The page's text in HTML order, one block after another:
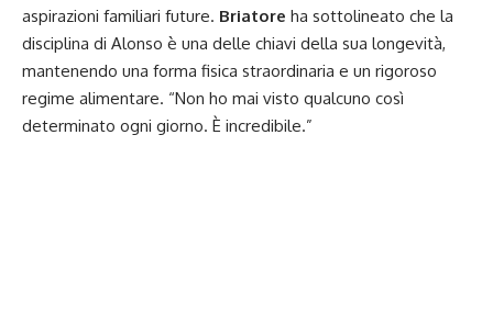
aspirazioni familiari future. Briatore ha sottolineato che la
disciplina di Alonso è una delle chiavi della sua longevità,
mantenendo una forma fisica straordinaria e un rigoroso
regime alimentare. “Non ho mai visto qualcuno così
determinato ogni giorno. È incredibile.”